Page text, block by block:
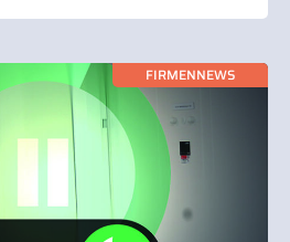
FIRMENNEWS